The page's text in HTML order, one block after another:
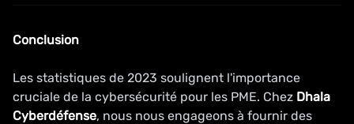
Conclusion
Les statistiques de 2023 soulignent l'importance
cruciale de la cybersécurité pour les PME. Chez Dhala
Cyberdéfense, nous nous engageons à fournir des